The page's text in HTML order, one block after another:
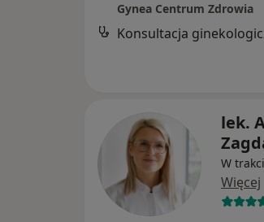
Gynea Centrum Zdrowia
Konsultacja
lek.
W
Więcej